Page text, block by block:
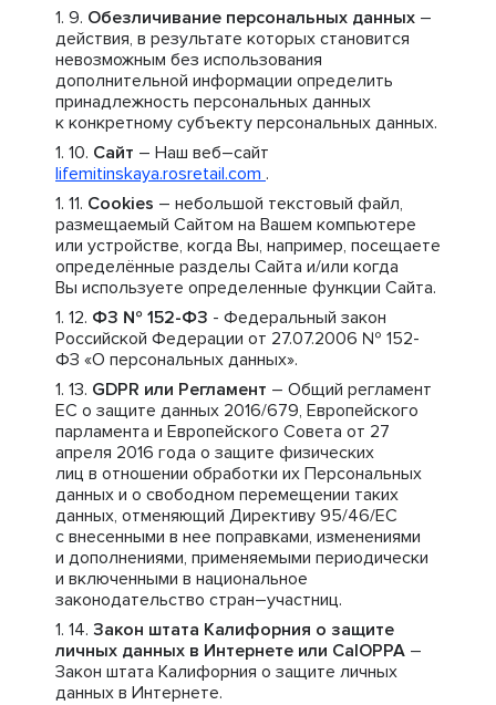
Обезличивание персональных данных –
действия, в результате которых становится
невозможным без использования
дополнительной информации определить
принадлежность персональных данных
к конкретному субъекту персональных данных.
Сайт – Наш веб–сайт
lifemitinskaya.rosretail.com .
Cookies – небольшой текстовый файл,
размещаемый Сайтом на Вашем компьютере
или устройстве, когда Вы, например, посещаете
определённые разделы Сайта и/или когда
Вы используете определенные функции Сайта.
ФЗ № 152-ФЗ - Федеральный закон
Российской Федерации от 27.07.2006 № 152-
ФЗ «О персональных данных».
GDPR или Регламент – Общий регламент
ЕС о защите данных 2016/679, Европейского
парламента и Европейского Совета от 27
апреля 2016 года о защите физических
лиц в отношении обработки их Персональных
данных и о свободном перемещении таких
данных, отменяющий Директиву 95/46/ЕС
с внесенными в нее поправками, изменениями
и дополнениями, применяемыми периодически
и включенными в национальное
законодательство стран–участниц.
Закон штата Калифорния о защите
личных данных в Интернете или CalOPPA –
Закон штата Калифорния о защите личных
данных в Интернете.